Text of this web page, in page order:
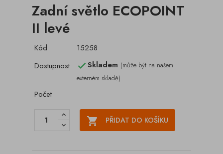
Zadní světlo ECOPOINT
II levé
Kód
15258
Dostupnost
Skladem (může být na našem
externém skladě)
Počet
 PŘIDAT DO KOŠÍKU